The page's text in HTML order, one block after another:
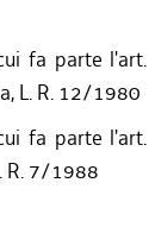
fa parte
L. R. 12/1980
fa parte
R. 7/1988